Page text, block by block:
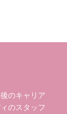
のキャリア
のスタッフ